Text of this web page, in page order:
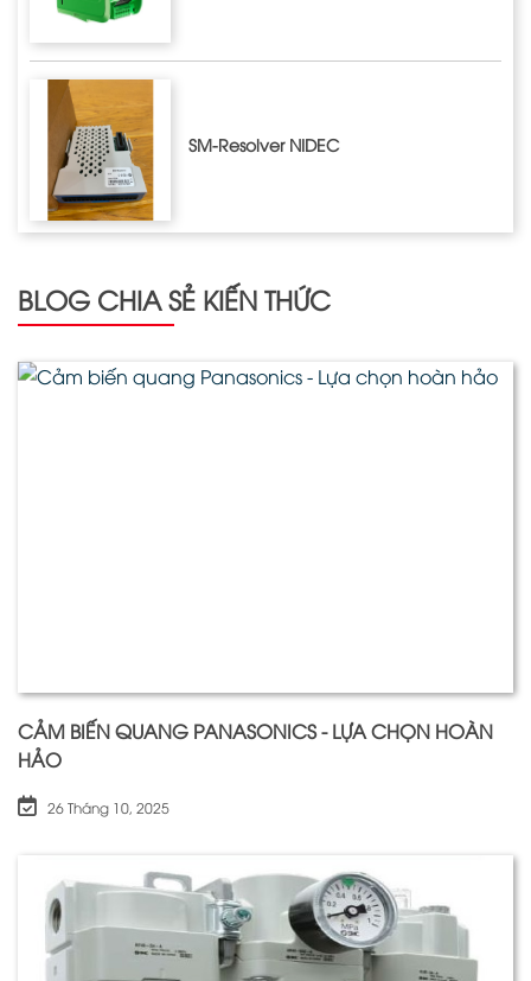
SM-Resolver NIDEC
BLOG CHIA SẺ KIẾN THỨC
CẢM BIẾN QUANG PANASONICS - LỰA CHỌN HOÀN
HẢO
26 Tháng 10, 2025